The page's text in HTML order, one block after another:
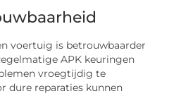
voertuig is betrouwbaarder
APK keuringen
vroegtijdig te
dure reparaties kunnen